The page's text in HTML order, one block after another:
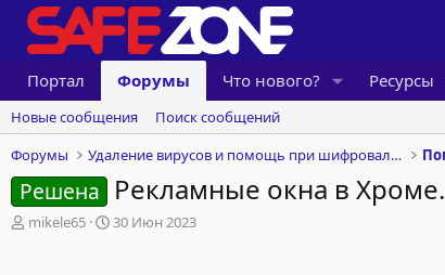
Портал Форумы Что нового? Ресурсы
Новые сообщения
Поиск сообщений
Форумы
Удаление вирусов и помощь при шифровальщиках
Решена Рекламные окна в Хроме.
А
mikele65
Д
30 Июн 2023